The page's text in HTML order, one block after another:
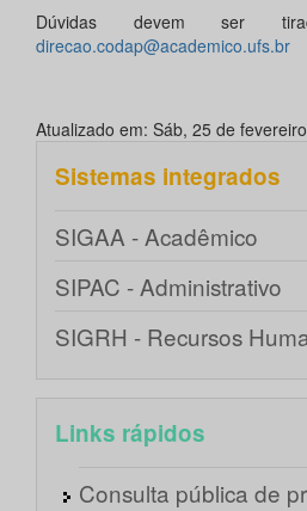
Dúvidas devem ser
direcao.codap@academico.ufs.br
Atualizado em: Sáb, 25 de
Sistemas integrados
SIGAA - Acadêmico
SIPAC - Administrativo
SIGRH - Recursos
Links rápidos
Consulta pública de